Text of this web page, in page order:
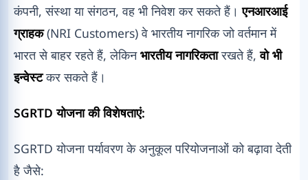
कंपनी, संस्था या संगठन, वह भी निवेश कर सकते हैं।एनआरआई
ग्राहक(NRI Customers) वे भारतीय नागरिक जो वर्तमान में
भारत से बाहर रहते हैं, लेकिनभारतीय नागरिकतारखते हैं,वो भी
इन्वेस्टकर सकते हैं।
SGRTD योजना की विशेषताएं:
SGRTD योजना पर्यावरण के अनुकूल परियोजनाओं को बढ़ावा देती
है जैसे: